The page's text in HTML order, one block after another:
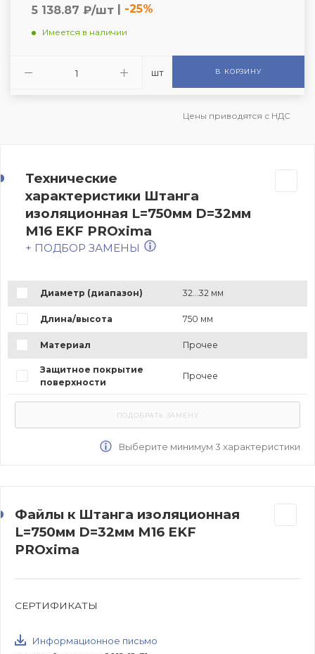
5 138.87 ₽/шт | -25%
Имеется в наличии
шт В КОРЗИНУ
Цены приводятся с НДС
Технические
характеристики Штанга
изоляционная L=750мм D=32мм
М16 EKF PROxima
+ ПОДБОР ЗАМЕНЫ
Диаметр (диапазон) 32...32 мм
Длина/высота 750 мм
Материал Прочее
Защитное покрытие
поверхности
Прочее
Выберите минимум 3 характеристики
Файлы к Штанга изоляционная
L=750мм D=32мм М16 EKF
PROxima
СЕРТИФИКАТЫ
Информационное письмо